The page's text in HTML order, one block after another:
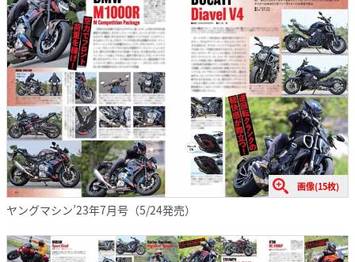
画像(15枚)
ヤングマシン’23年7月号（5/24発売）